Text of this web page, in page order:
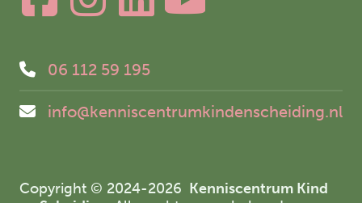
06 112 59 195
info@kenniscentrumkindenscheiding.nl
Copyright © 2024-2026
Kenniscentrum Kind